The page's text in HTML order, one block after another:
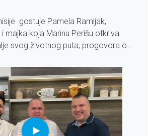
gostuje Pamela Ramljak,
majka koja Marinu Perišu otkriva
svog životnog puta; progovora o